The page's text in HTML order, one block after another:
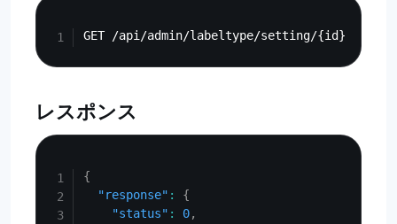
レスポンス
{
"response" :
{
"status" : 0,